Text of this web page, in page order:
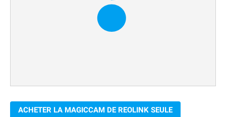
ACHETER LA MAGICCAM DE REOLINK SEULE